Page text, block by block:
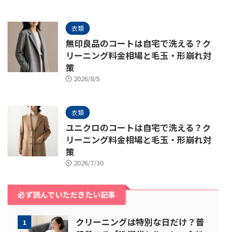
衣類
無印良品のコートは自宅で洗える？ク
リーニング料金相場と毛玉・形崩れ対
策
2026/8/5
衣類
ユニクロのコートは自宅で洗える？ク
リーニング料金相場と毛玉・形崩れ対
策
2026/7/30
必ず読んでいただきたい記事
1
クリーニングは特別な日だけ？普